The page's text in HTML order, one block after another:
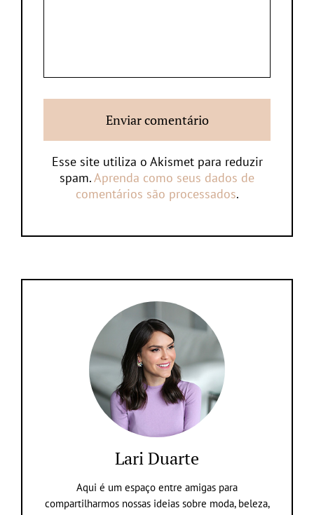
Esse site utiliza o Akismet para reduzir
spam.Aprenda como seus dados de
comentários são processados.
Lari Duarte
Aqui é um espaço entre amigas para
compartilharmos nossas ideias sobre moda, beleza,